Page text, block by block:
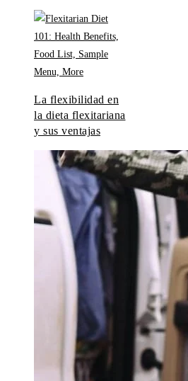
La flexibilidad en
la dieta flexitariana
y sus ventajas